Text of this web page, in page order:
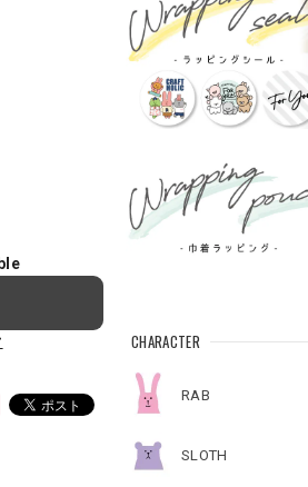
CHARACTER
RAB
SLOTH